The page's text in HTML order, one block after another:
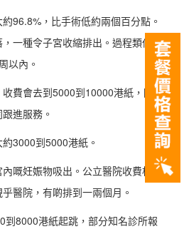
96.8%，比手術低約兩個百分點。
一種令子宮收縮排出。過程類似嚟
以內。
費會去到5000到10000港紙，因為
進服務。
3000到5000港紙。
嘅妊娠物吸出。公立醫院收費相對
醫院，有啲排到一兩個月。
到8000港紙起跳，部分知名診所報